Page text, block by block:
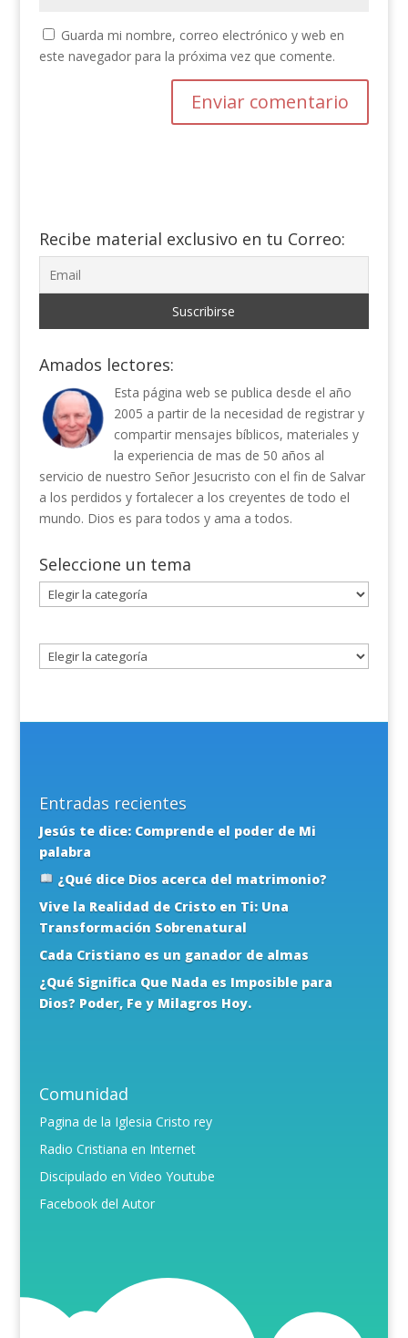
Guarda mi nombre, correo electrónico y web en
este navegador para la próxima vez que comente.
Recibe material exclusivo en tu Correo:
Amados lectores:
Esta página web se publica desde el año
2005 a partir de la necesidad de registrar y
compartir mensajes bíblicos, materiales y
la experiencia de mas de 50 años al
servicio de nuestro Señor Jesucristo con el fin de Salvar
a los perdidos y fortalecer a los creyentes de todo el
mundo. Dios es para todos y ama a todos.
Seleccione un tema
Seleccione
un
Entradas recientes
Jesús te dice: Comprende el poder de Mi
palabra
¿Qué dice Dios acerca del matrimonio?
Vive la Realidad de Cristo en Ti: Una
Transformación Sobrenatural
Cada Cristiano es un ganador de almas
¿Qué Significa Que Nada es Imposible para
Dios? Poder, Fe y Milagros Hoy.
Comunidad
Pagina de la Iglesia Cristo rey
Radio Cristiana en Internet
Discipulado en Video Youtube
Facebook del Autor